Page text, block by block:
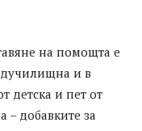
на помощта е
и в
детска и пет от
– добавките за